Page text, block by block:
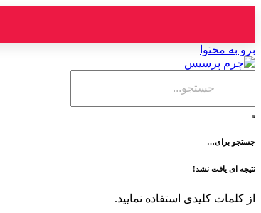
برو به محتوا
جستجو برای…
نتیجه ای یافت نشد!
از کلمات کلیدی استفاده نمایید.